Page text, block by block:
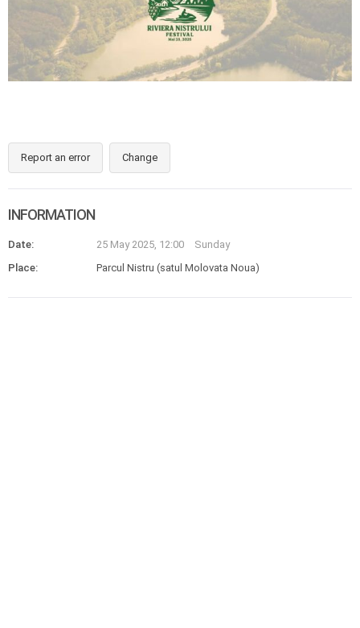
Report an error Change
INFORMATION
Date: 25 May 2025, 12:00
Sunday
Place:
Parcul Nistru (satul Molovata Noua)